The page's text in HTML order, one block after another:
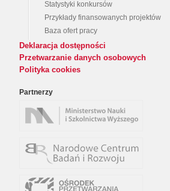
Statystyki konkursów
Przykłady finansowanych projektów
Baza ofert pracy
Deklaracja dostępności
Przetwarzanie danych osobowych
Polityka cookies
Partnerzy